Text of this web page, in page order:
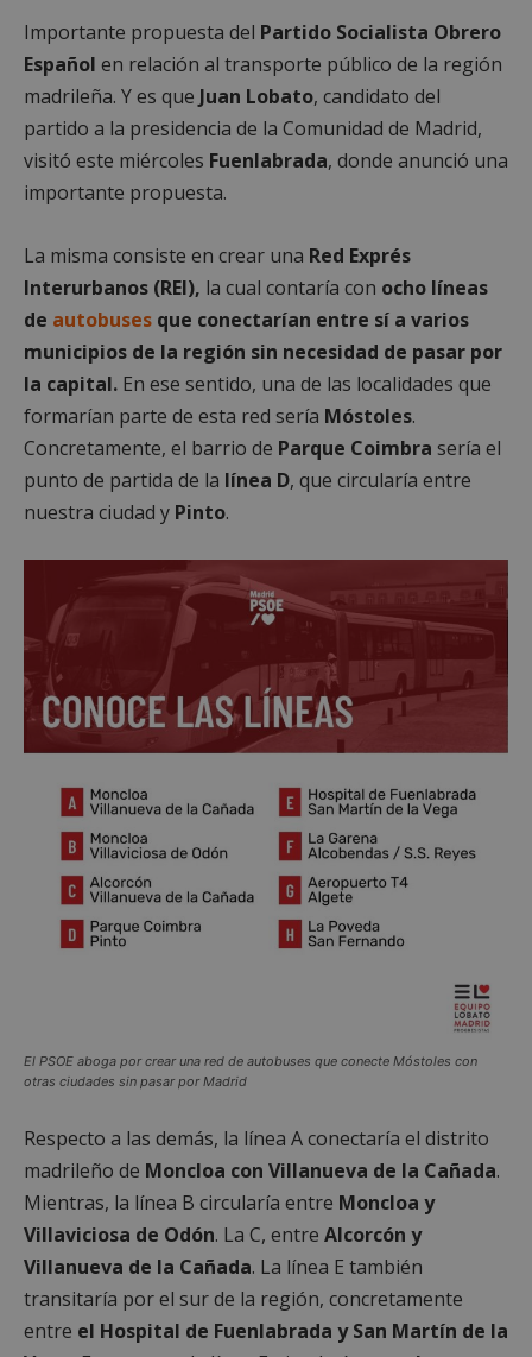
Importante propuesta del Partido Socialista Obrero
Español en relación al transporte público de la región
madrileña. Y es que Juan Lobato, candidato del
partido a la presidencia de la Comunidad de Madrid,
visitó este miércoles Fuenlabrada, donde anunció una
importante propuesta.
La misma consiste en crear una Red Exprés
Interurbanos (REI), la cual contaría con ocho líneas
de autobuses que conectarían entre sí a varios
municipios de la región sin necesidad de pasar por
la capital. En ese sentido, una de las localidades que
formarían parte de esta red sería Móstoles.
Concretamente, el barrio de Parque Coimbra sería el
punto de partida de la línea D, que circularía entre
nuestra ciudad y Pinto.
El PSOE aboga por crear una red de autobuses que conecte Móstoles con
otras ciudades sin pasar por Madrid
Respecto a las demás, la línea A conectaría el distrito
madrileño de Moncloa con Villanueva de la Cañada.
Mientras, la línea B circularía entre Moncloa y
Villaviciosa de Odón. La C, entre Alcorcón y
Villanueva de la Cañada. La línea E también
transitaría por el sur de la región, concretamente
entre el Hospital de Fuenlabrada y San Martín de la